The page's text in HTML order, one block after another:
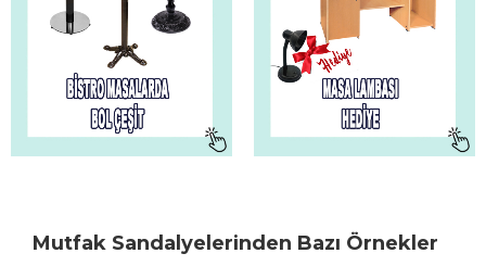
Mutfak Sandalyelerinden Bazı Örnekler